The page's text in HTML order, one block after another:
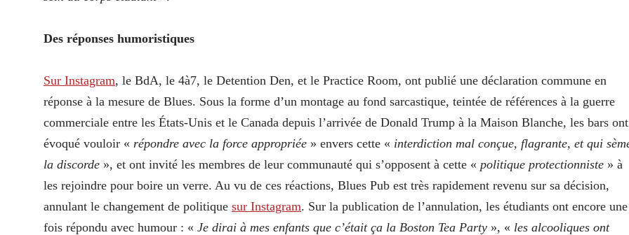
Des réponses humoristiques
Sur Instagram, le BdA, le 4à7, le Detention Den, et le Practice Room, ont publié une déclaration commune en
réponse à la mesure de Blues. Sous la forme d’un montage au fond sarcastique, teintée de références à la guerre
commerciale entre les États-Unis et le Canada depuis l’arrivée de Donald Trump à la Maison Blanche, les bars ont
évoqué vouloir « répondre avec la force appropriée » envers cette « interdiction mal conçue, flagrante, et qui
la discorde », et ont invité les membres de leur communauté qui s’opposent à cette « politique protectionniste » à
les rejoindre pour boire un verre. Au vu de ces réactions, Blues Pub est très rapidement revenu sur sa décision,
annulant le changement de politique sur Instagram. Sur la publication de l’annulation, les étudiants ont encore une
fois répondu avec humour : « Je dirai à mes enfants que c’était ça la Boston Tea Party », « les alcooliques ont